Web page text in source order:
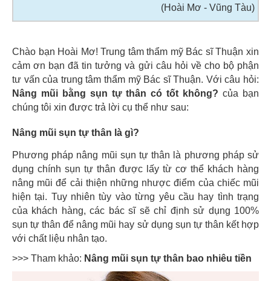
(Hoài Mơ - Vũng Tàu)
Chào bạn Hoài Mơ! Trung tâm thẩm mỹ Bác sĩ Thuận xin
cảm ơn bạn đã tin tưởng và gửi câu hỏi về cho bộ phận
tư vấn của trung tâm thẩm mỹ Bác sĩ Thuận. Với câu hỏi:
Nâng mũi bằng sụn tự thân có tốt không? của bạn
chúng tôi xin được trả lời cụ thể như sau:
Nâng mũi sụn tự thân là gì?
Phương pháp nâng mũi sụn tự thân là phương pháp sử
dụng chính sụn tự thân được lấy từ cơ thể khách hàng
nâng mũi để cải thiện những nhược điểm của chiếc mũi
hiện tại. Tuy nhiên tùy vào từng yêu cầu hay tình trạng
của khách hàng, các bác sĩ sẽ chỉ định sử dụng 100%
sụn tự thân để nâng mũi hay sử dụng sụn tự thân kết hợp
với chất liệu nhân tạo.
>>> Tham khảo: Nâng mũi sụn tự thân bao nhiêu tiền